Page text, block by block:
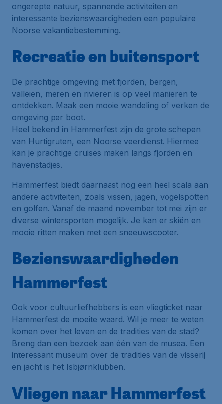
ongerepte natuur, spannende activiteiten en
interessante bezienswaardigheden een populaire
Noorse vakantiebestemming.
Recreatie en buitensport
De prachtige omgeving met fjorden, bergen,
valleien, meren en rivieren is op veel manieren te
ontdekken. Maak een mooie wandeling of verken de
omgeving per boot.
Heel bekend in Hammerfest zijn de grote schepen
van Hurtigruten, een Noorse veerdienst. Hiermee
kan je prachtige cruises maken langs fjorden en
havenstadjes.
Hammerfest biedt daarnaast nog een heel scala aan
andere activiteiten, zoals vissen, jagen, vogelspotten
en golfen. Vanaf de maand november tot mei zijn er
diverse wintersporten mogelijk. Je kan er skiën en
mooie ritten maken met een sneeuwscooter.
Bezienswaardigheden
Hammerfest
Ook voor cultuurliefhebbers is een vliegticket naar
Hammerfest de moeite waard. Wil je meer te weten
komen over het leven en de tradities van de stad?
Breng dan een bezoek aan één van de musea. Een
interessant museum over de tradities van de visserij
en jacht is het Isbjørnklubben.
Vliegen naar Hammerfest